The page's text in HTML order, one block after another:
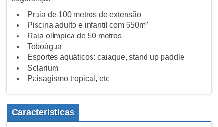
Praia de 100 metros de extensão
Piscina adulto e infantil com 650m²
Raia olímpica de 50 metros
Toboágua
Esportes aquáticos: caiaque, stand up paddle
Solarium
Paisagismo tropical, etc
Características